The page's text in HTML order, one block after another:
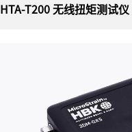
HTA-T200 无线扭矩测试仪
HTA-T200无线扭矩测试仪是
用的无线扭矩/应变传感器节
变桥将标准驱动轴转变为无